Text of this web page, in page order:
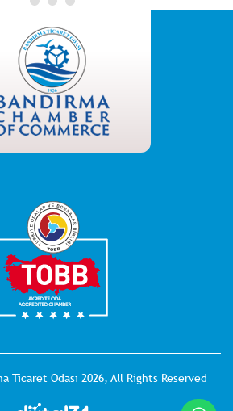
Ticaret Odası 2026, All Rights Reserved